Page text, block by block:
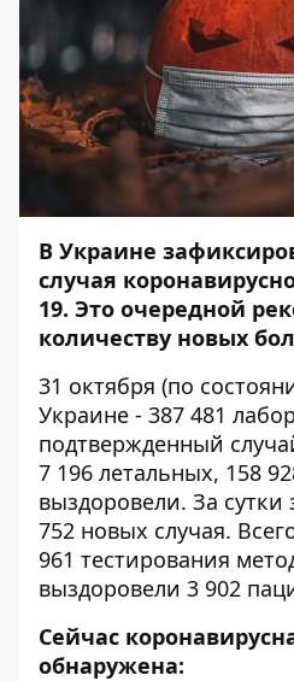
В Украине
случая
19. Это очередной
количеству новых
31 октября (по
Украине - 387 481
подтвержденный
7 196 летальных, 158
выздоровели. За
752 новых случая.
961 тестирования
выздоровели 3 902
Сейчас
обнаружена: